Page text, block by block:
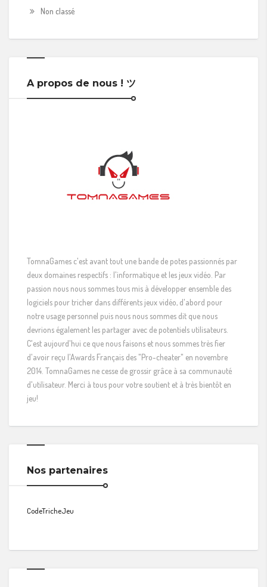
Non classé
A propos de nous ! ツ
TomnaGames c'est avant tout une bande de potes passionnés par
deux domaines respectifs : l'informatique et les jeux vidéo. Par
passion nous nous sommes tous mis à développer ensemble des
logiciels pour tricher dans différents jeux vidéo, d'abord pour
notre usage personnel puis nous nous sommes dit que nous
devrions également les partager avec de potentiels utilisateurs.
C'est aujourd'hui ce que nous faisons et nous sommes très fier
d'avoir reçu l'Awards Français des "Pro-cheater" en novembre
2014. TomnaGames ne cesse de grossir grâce à sa communauté
d'utilisateur. Merci à tous pour votre soutient et à très bientôt en
jeu!
Nos partenaires
CodeTricheJeu